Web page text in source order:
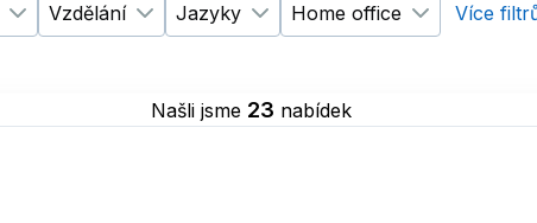
Změnit filtr Typ úvazku
Vzdělání
Změnit filtr Vzdělání
Jazyky
Změnit filtr Jazyky
Home office
Změnit filtr
Více
Našli jsme 23 nabídek